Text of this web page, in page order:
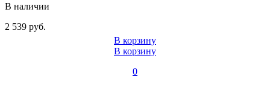
В наличии
2 539 руб.
В корзину
В корзину
0